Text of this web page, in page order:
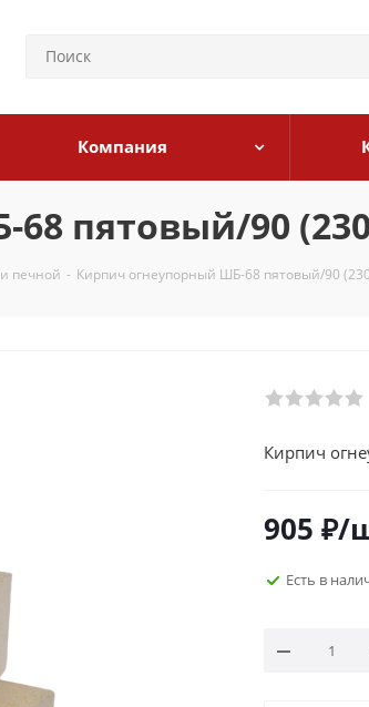
Компания
пятовый/90
печной - Кирпич огнеупорный ШБ-68 пятовый/90
Кирпич
905 ₽/
Есть в